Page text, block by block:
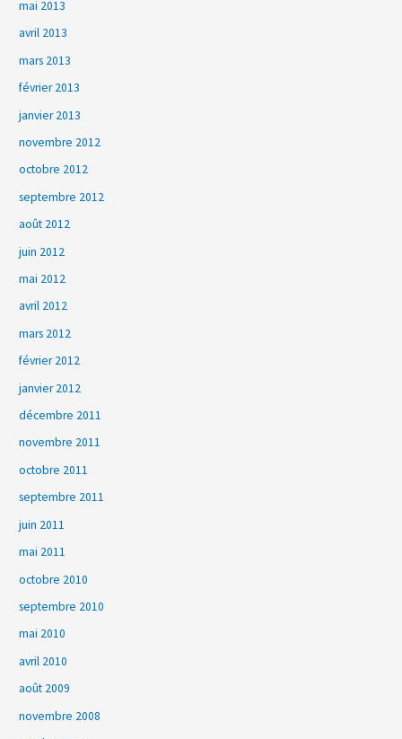
mai 2013
avril 2013
mars 2013
février 2013
janvier 2013
novembre 2012
octobre 2012
septembre 2012
août 2012
juin 2012
mai 2012
avril 2012
mars 2012
février 2012
janvier 2012
décembre 2011
novembre 2011
octobre 2011
septembre 2011
juin 2011
mai 2011
octobre 2010
septembre 2010
mai 2010
avril 2010
août 2009
novembre 2008